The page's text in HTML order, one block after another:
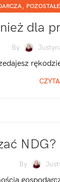
, POZOSTAŁE
dla
By
By